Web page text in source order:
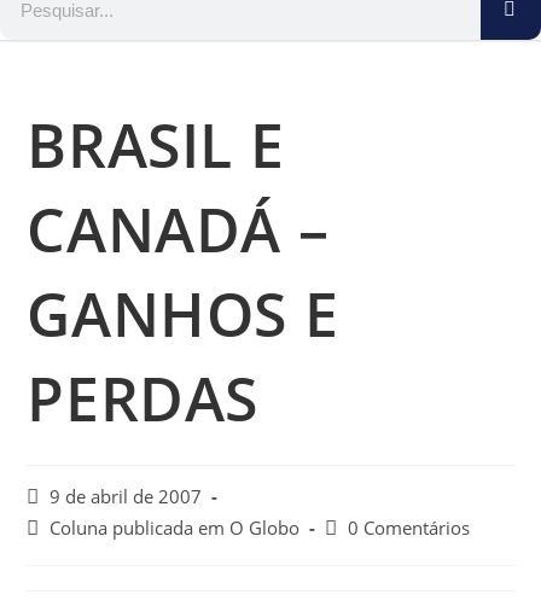
BRASIL E
CANADÁ –
GANHOS E
PERDAS
9 de abril de 2007
Coluna publicada em O Globo
0 Comentários